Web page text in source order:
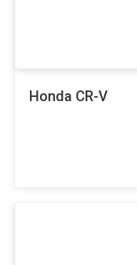
Honda CR-V